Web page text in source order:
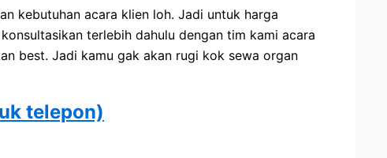
kebutuhan acara klien loh. Jadi untuk harga
terlebih dahulu dengan tim kami acara
best. Jadi kamu gak akan rugi kok sewa organ
telepon)